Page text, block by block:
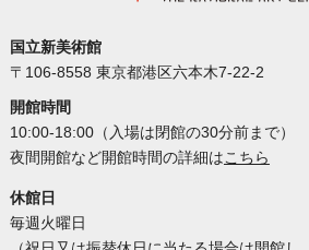
国立新美術館
〒106-8558 東京都港区六本木7-22-2
開館時間
10:00-18:00（入場は閉館の30分前まで）
夜間開館など開館時間の詳細はこちら
休館日
毎週火曜日